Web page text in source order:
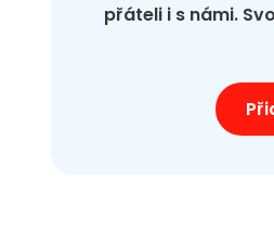
přáteli i s námi.